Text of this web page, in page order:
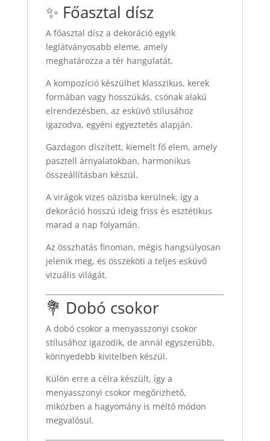
✨ Főasztal dísz
A főasztal dísz a dekoráció egyik
leglátványosabb eleme, amely
meghatározza a tér hangulatát.
A kompozíció készülhet klasszikus, kerek
formában vagy hosszúkás, csónak alakú
elrendezésben, az esküvő stílusához
igazodva, egyéni egyeztetés alapján.
Gazdagon díszített, kiemelt fő elem, amely
pasztell árnyalatokban, harmonikus
összeállításban készül.
A virágok vizes oázisba kerülnek, így a
dekoráció hosszú ideig friss és esztétikus
marad a nap folyamán.
Az összhatás finoman, mégis hangsúlyosan
jelenik meg, és összeköti a teljes esküvő
vizuális világát.
💐 Dobó csokor
A dobó csokor a menyasszonyi csokor
stílusához igazodik, de annál egyszerűbb,
könnyedebb kivitelben készül.
Külön erre a célra készült, így a
menyasszonyi csokor megőrizhető,
miközben a hagyomány is méltó módon
megvalósul.